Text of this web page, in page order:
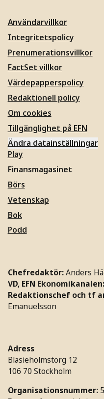
Användarvillkor
Integritetspolicy
Prenumerationsvillkor
FactSet villkor
Värdepapperspolicy
Redaktionell policy
Om cookies
Tillgänglighet på EFN
Ändra datainställningar
Play
Finansmagasinet
Börs
Vetenskap
Bok
Podd
Chefredaktör:Anders
VD, EFN Ekonomikanalen:
Redaktionschef och tf
Emanuelsson
Adress
Blasieholmstorg 12
106 70 Stockholm
Organisationsnummer: